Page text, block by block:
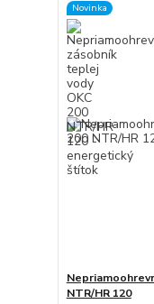
Novinka
NTR/HR 120